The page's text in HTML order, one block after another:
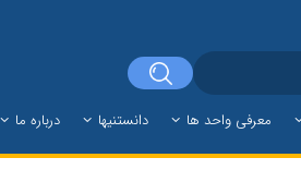
معرفی واحد ها دانستنیها درباره ما